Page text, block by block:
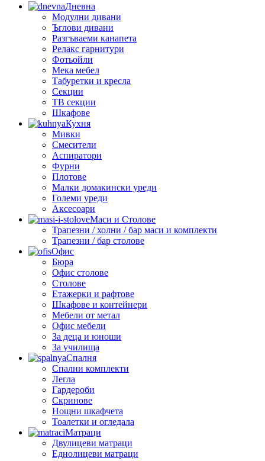
Дневна
Модулни дивани
Ъглови дивани
Разгъваеми канапета
Релакс гарнитури
Фотьойли
Мека мебел
Табуретки и кресла
Секции
ТВ секции
Шкафове
Кухня
Мивки
Смесители
Аспиратори
Фурни
Плотове
Малки домакински уреди
Големи уреди
Аксесоари
Маси и Столове
Трапезни / холни / бар маси и комплекти
Трапезни / бар столове
Офис
Бюра
Офис столове
Столове
Етажерки и рафтове
Шкафове и контейнери
Мебели от метал
Офис мебели
За деца и юноши
За училища
Спалня
Спални комплекти
Легла
Гардероби
Скринове
Нощни шкафчета
Тоалетки и огледала
Матраци
Двулицеви матраци
Еднолицеви матраци